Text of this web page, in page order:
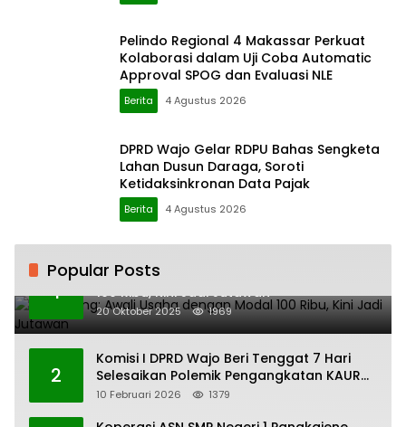
Pelindo Regional 4 Makassar Perkuat
Kolaborasi dalam Uji Coba Automatic
Approval SPOG dan Evaluasi NLE
Berita 4 Agustus 2026
DPRD Wajo Gelar RDPU Bahas Sengketa
Lahan Dusun Daraga, Soroti
Ketidaksinkronan Data Pajak
Berita 4 Agustus 2026
Popular Posts
1
H. Ampang: Awali Usaha dengan Modal
100 Ribu, Kini Jadi Jutawan
20 Oktober 2025 1969
2
Komisi I DPRD Wajo Beri Tenggat 7 Hari
Selesaikan Polemik Pengangkatan KAUR
Keuangan Desa Bau-Bau
10 Februari 2026 1379